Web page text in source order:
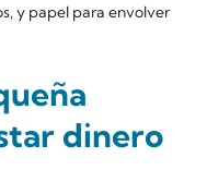
y papel para envolver
dinero